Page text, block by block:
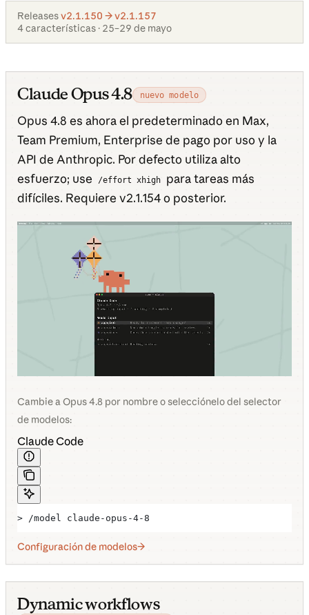
Releasesv2.1.150 → v2.1.157
4 características · 25–29 de mayo
Claude Opus 4.8 nuevo modelo
Opus 4.8 es ahora el predeterminado en Max,
Team Premium, Enterprise de pago por uso y la
API de Anthropic. Por defecto utiliza alto
esfuerzo; use
/effort xhigh
para tareas más
difíciles. Requiere v2.1.154 o posterior.
Cambie a Opus 4.8 por nombre o selecciónelo del selector
de modelos:
Claude Code
> /model claude-opus-4-8
Configuración de modelos
Dynamic workflows